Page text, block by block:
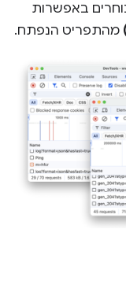
באפשרות
מהתפריט הנפתח.